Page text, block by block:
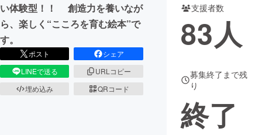
い体験型！！ 創造力を養いなが
ら、楽しく“こころを育む絵本”で
す。
ポスト
シェア
LINEで送る
URLコピー
埋め込み
QRコード
支援者数
83人
募集終了まで残
り
終了